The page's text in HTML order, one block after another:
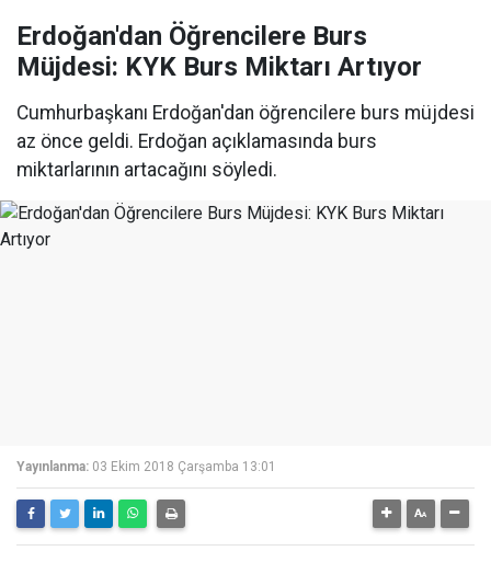
Erdoğan'dan Öğrencilere Burs
Müjdesi: KYK Burs Miktarı Artıyor
Cumhurbaşkanı Erdoğan'dan öğrencilere burs müjdesi
az önce geldi. Erdoğan açıklamasında burs
miktarlarının artacağını söyledi.
Yayınlanma: 03 Ekim 2018 Çarşamba 13:01